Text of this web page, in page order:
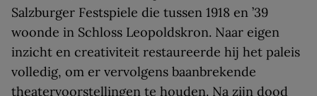
Salzburger Festspiele die tussen 1918 en ’39
woonde in Schloss Leopoldskron. Naar eigen
inzicht en creativiteit restaureerde hij het paleis
volledig, om er vervolgens baanbrekende
theatervoorstellingen te houden. Na zijn dood